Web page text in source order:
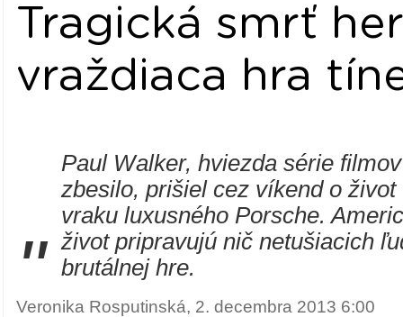
Tragická smrť
vraždiaca hra
"
Paul Walker, hviezda série
zbesilo, prišiel cez víkend o
vraku luxusného Porsche.
život pripravujú nič netušiacich
brutálnej hre.
Veronika Rosputinská, 2. decembra 2013 6:00